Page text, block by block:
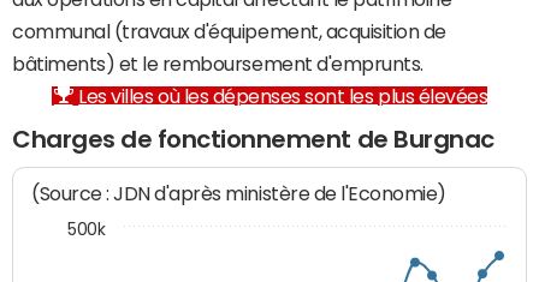
communal (travaux d'équipement, acquisition de
bâtiments) et le remboursement d'emprunts.
Les villes où les dépenses sont les plus élevées
Charges de fonctionnement de Burgnac
(Source : JDN d'après ministère de l'Economie)
500k